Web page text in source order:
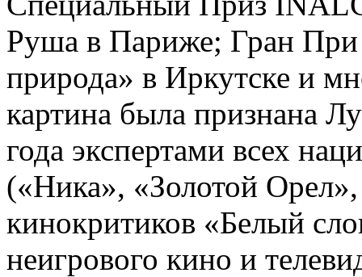
Руша в Париже; Гран
природа» в Иркутске и
картина была признана
года экспертами всех
(«Ника», «Золотой
кинокритиков «Белый
неигрового кино и